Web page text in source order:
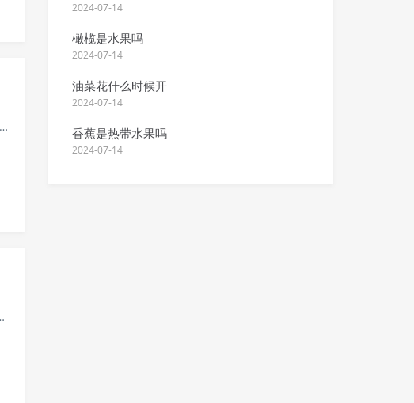
2024-07-14
橄榄是水果吗
2024-07-14
油菜花什么时候开
2024-07-14
香蕉是热带水果吗
2024-07-14